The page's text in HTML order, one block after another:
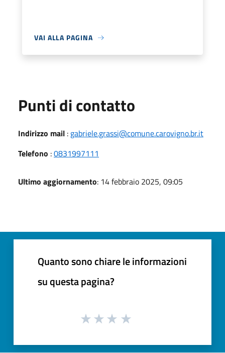
VAI ALLA PAGINA
Punti di contatto
Indirizzo mail : gabriele.grassi@comune.carovigno.br.it
Telefono :0831997111
Ultimo aggiornamento: 14 febbraio 2025, 09:05
Quanto sono chiare le informazioni
su questa pagina?